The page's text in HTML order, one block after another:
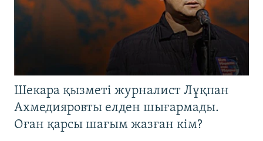
Шекара қызметі журналист Лұқпан
Ахмедияровты елден шығармады.
Оған қарсы шағым жазған кім?